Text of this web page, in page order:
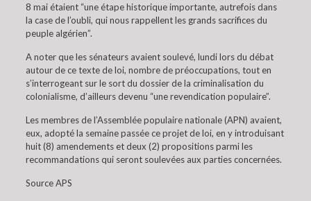
8 mai étaient “une étape historique importante, autrefois dans
la case de l’oubli, qui nous rappellent les grands sacrifices du
peuple algérien”.
A noter que les sénateurs avaient soulevé, lundi lors du débat
autour de ce texte de loi, nombre de préoccupations, tout en
s’interrogeant sur le sort du dossier de la criminalisation du
colonialisme, d’ailleurs devenu “une revendication populaire”.
Les membres de l’Assemblée populaire nationale (APN) avaient,
eux, adopté la semaine passée ce projet de loi, en y introduisant
huit (8) amendements et deux (2) propositions parmi les
recommandations qui seront soulevées aux parties concernées.
Source APS